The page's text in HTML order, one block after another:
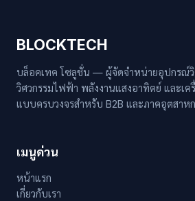
BLOCKTECH
บล็อคเทค โซลูชั่น — ผู้จัดจำหน่ายอุปกรณ์วิ
วิศวกรรมไฟฟ้า พลังงานแสงอาทิตย์ และเค
แบบครบวงจรสำหรับ B2B และภาคอุตสาห
เมนูด่วน
หน้าแรก
เกี่ยวกับเรา